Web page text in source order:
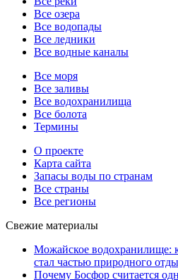
Все озера
Все водопады
Все ледники
Все водные каналы
Все моря
Все заливы
Все водохранилища
Все болота
Термины
О проекте
Карта сайта
Запасы воды по странам
Все страны
Все регионы
Свежие материалы
Можайское водохранилище:
стал частью природного
Почему Босфор считается